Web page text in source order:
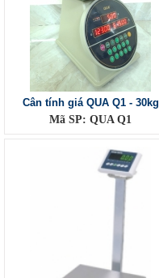
Cân tính giá QUA Q1 - 30kg
Mã SP: QUA Q1